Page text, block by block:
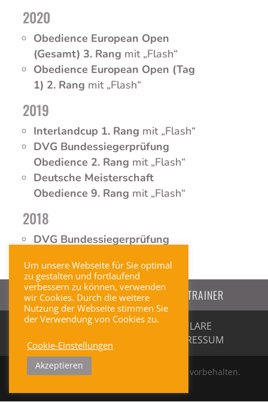
2020
Obedience European Open
(Gesamt) 3. Rang mit „Flash“
Obedience European Open (Tag
1) 2. Rang mit „Flash“
2019
Interlandcup 1. Rang mit „Flash“
DVG Bundessiegerprüfung
Obedience 2. Rang mit „Flash“
Deutsche Meisterschaft
Obedience 9. Rang mit „Flash“
2018
DVG Bundessiegerprüfung
⇐ ZURÜCK ZUR ÜBERSICHT DER TRAINER
KONTAKT & ANFAHRT
FORMULARE
DATENSCHUTZERKLÄRUNG
IMPRESSUM
Copyright © 2020 HSZ NRW. Alle Rechte vorbehalten.
Um unsere Webseite für Sie optimal
zu gestalten und fortlaufend
verbessern zu können, verwenden
wir Cookies. Durch die weitere
Nutzung der Webseite stimmen Sie
der Verwendung von Cookies zu.
Cookie-Einstellungen
Akzeptieren